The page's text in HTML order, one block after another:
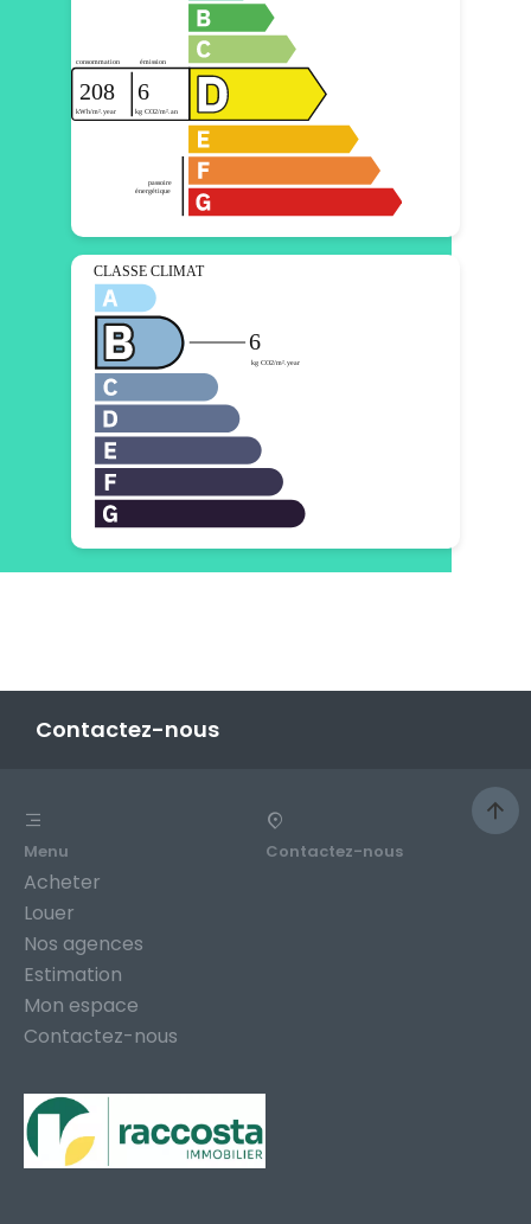
Contactez-nous
Menu
Acheter
Louer
Nos agences
Estimation
Mon espace
Contactez-nous
Contactez-nous